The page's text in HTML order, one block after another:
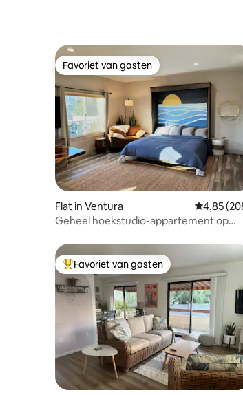
Favoriet van gasten
Favoriet van gasten
Flat in Ventura
4,85
Geheel hoekstudio-appartement op
Topfavoriet van gasten
Favoriet van gasten